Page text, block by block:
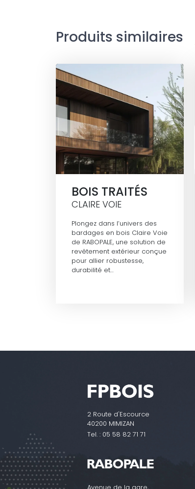
Produits similaires
BOIS TRAITÉS
CLAIRE VOIE
Plongez dans l’univers des
bardages en bois Claire Voie
de RABOPALE, une solution de
revêtement extérieur conçue
pour allier robustesse,
durabilité et…
2 Route d'Escource
40200 MIMIZAN
Tel. : 05 58 82 71 71